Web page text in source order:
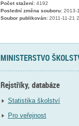
Počet stažení:4192
Poslední změna souboru:2013-
Soubor publikován:2011-11-21
MINISTERSTVO
Rejstříky, databáze
Statistika školství
Pro veřejnost